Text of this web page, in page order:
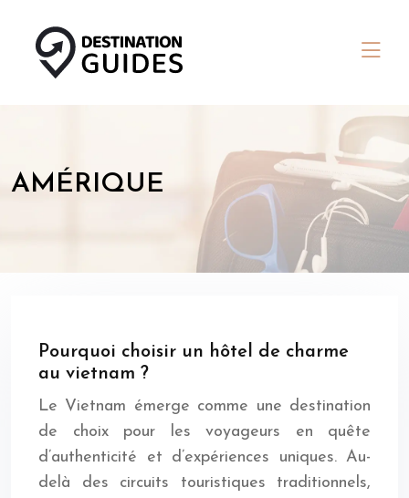
AMÉRIQUE
Pourquoi choisir un hôtel de charme
au vietnam ?
Le Vietnam émerge comme une destination
de choix pour les voyageurs en quête
d’authenticité et d’expériences uniques. Au-
delà des circuits touristiques traditionnels,